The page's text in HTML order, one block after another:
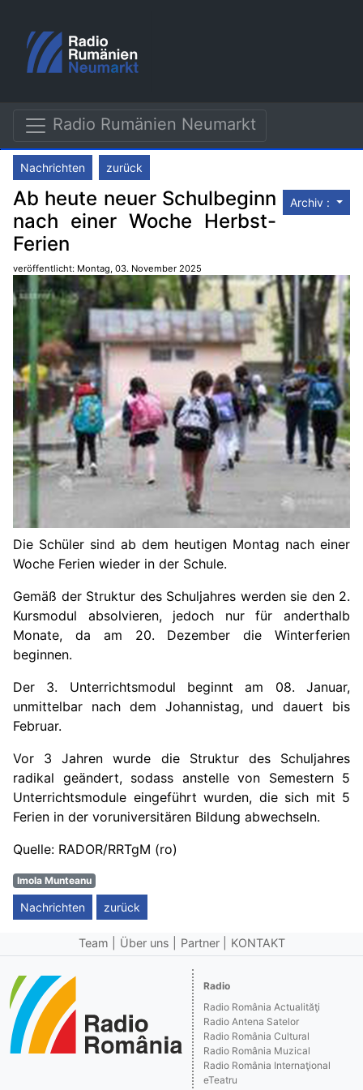
Radio Rumänien Neumarkt
Nachrichten zurück
Archiv :
Ab heute neuer Schulbeginn
nach einer Woche Herbst-
Ferien
veröffentlicht: Montag, 03. November 2025
Die Schüler sind ab dem heutigen Montag nach einer
Woche Ferien wieder in der Schule.
Gemäß der Struktur des Schuljahres werden sie den 2.
Kursmodul absolvieren, jedoch nur für anderthalb
Monate, da am 20. Dezember die Winterferien
beginnen.
Der 3. Unterrichtsmodul beginnt am 08. Januar,
unmittelbar nach dem Johannistag, und dauert bis
Februar.
Vor 3 Jahren wurde die Struktur des Schuljahres
radikal geändert, sodass anstelle von Semestern 5
Unterrichtsmodule eingeführt wurden, die sich mit 5
Ferien in der voruniversitären Bildung abwechseln.
Quelle: RADOR/RRTgM (ro)
Imola Munteanu
Nachrichten zurück
Team Über uns Partner KONTAKT
Radio
Radio România Actualităţi
Radio Antena Satelor
Radio România Cultural
Radio România Muzical
Radio România Internaţional
eTeatru